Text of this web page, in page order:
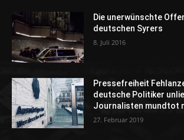
Die unerwünschte
deutschen Syrers
8. Juli 2016
Pressefreiheit
deutsche Politiker
Journalisten mundtot
27. Februar 2019